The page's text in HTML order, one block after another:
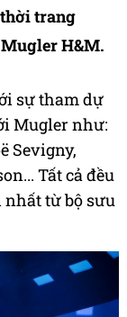
trang
H&M.
sự tham dự
Mugler như:
Sevigny,
Tất cả đều
từ bộ sưu